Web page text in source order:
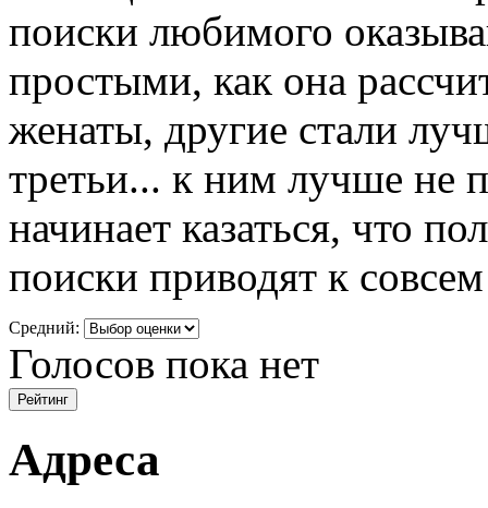
поиски любимого
простыми, как она
женаты, другие стали
третьи... к ним лучше не
начинает казаться, что
поиски приводят к
Средний:
Голосов пока нет
Адреса